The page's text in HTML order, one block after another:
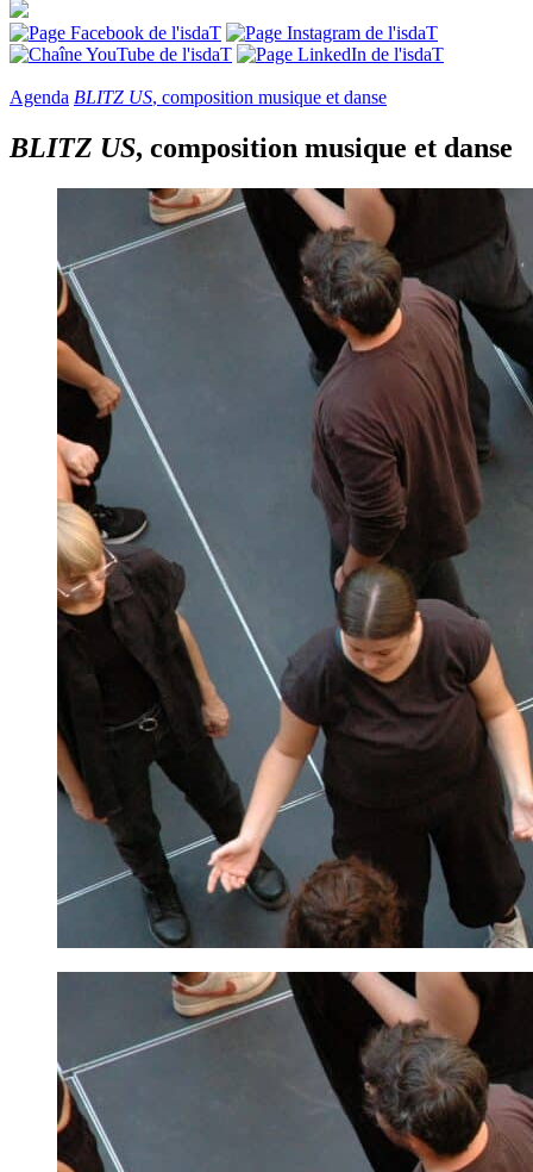
Agenda BLITZ US, composition musique et danse
BLITZ US, composition musique et danse